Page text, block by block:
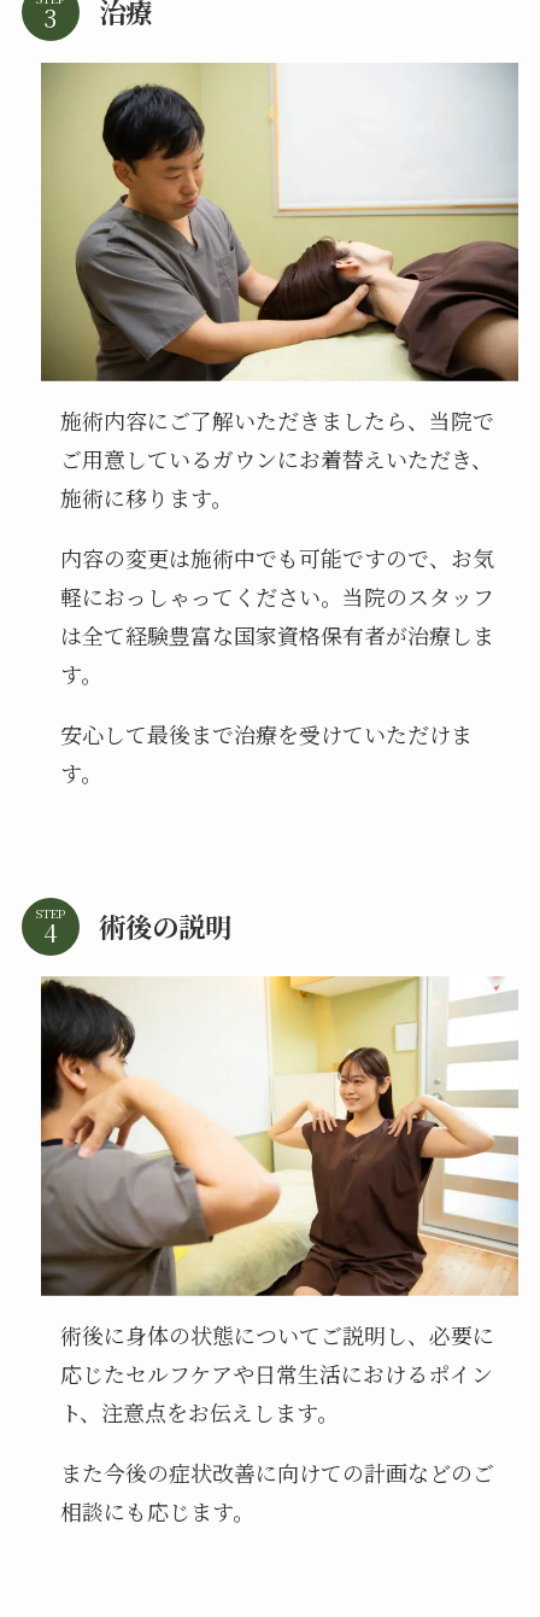
治療
施術内容にご了解いただきましたら、当院で
ご用意しているガウンにお着替えいただき、
施術に移ります。
内容の変更は施術中でも可能ですので、お気
軽におっしゃってください。当院のスタッフ
は全て経験豊富な国家資格保有者が治療しま
す。
安心して最後まで治療を受けていただけま
す。
STEP 術後の説明
術後に身体の状態についてご説明し、必要に
応じたセルフケアや日常生活におけるポイン
ト、注意点をお伝えします。
また今後の症状改善に向けての計画などのご
相談にも応じます。